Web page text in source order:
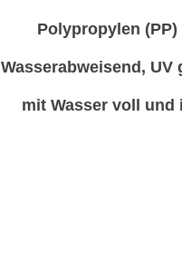
Polypropylen
Wasserabweisend,
mit Wasser voll